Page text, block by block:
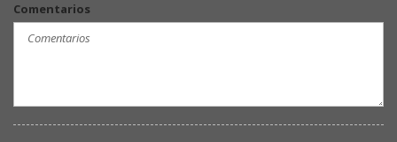
Comentarios